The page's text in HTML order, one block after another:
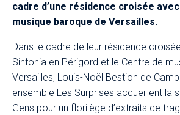
cadre d’une résidence croisée
musique baroque de Versailles.
Dans le cadre de leur résidence
Sinfonia en Périgord et le Centre de
Versailles, Louis-Noël Bestion de
ensemble Les Surprises accueillent la
Gens pour un florilège d’extraits de